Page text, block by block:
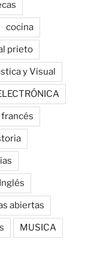
cocina
prieto
y Visual
francés
Inglés
abiertas
MUSICA